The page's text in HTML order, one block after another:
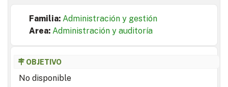
Familia: Administración y gestión
Area: Administración y auditoría
OBJETIVO
No disponible